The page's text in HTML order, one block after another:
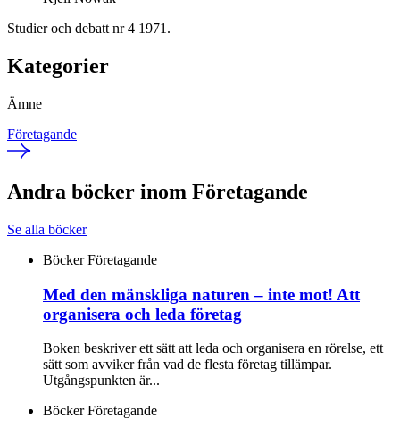
Studier och debatt nr 4 1971.
Kategorier
Ämne
Företagande
Andra böcker inom Företagande
Se alla böcker
Böcker Företagande
Med den mänskliga naturen – inte mot! Att
organisera och leda företag
Boken beskriver ett sätt att leda och organisera en rörelse, ett
sätt som avviker från vad de flesta företag tillämpar.
Utgångspunkten är...
Böcker Företagande